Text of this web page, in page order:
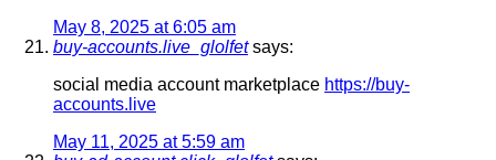
May 8, 2025 at 6:05 am
buy-accounts.live_glolfet says:
social media account marketplace https://buy-
accounts.live
May 11, 2025 at 5:59 am